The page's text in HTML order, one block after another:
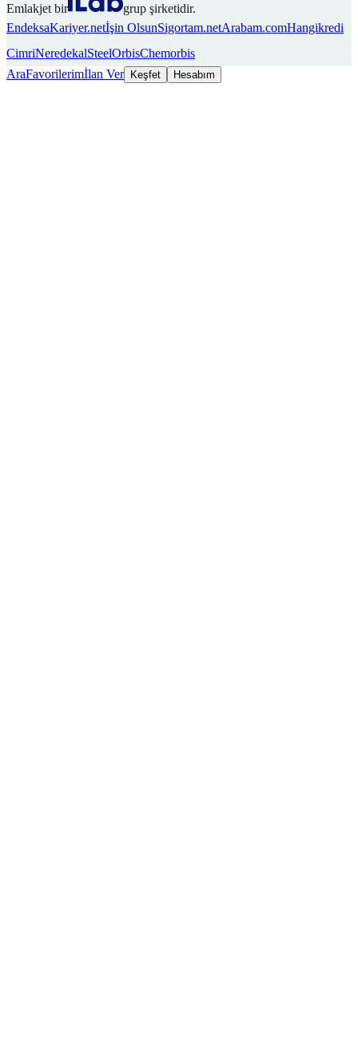
Emlakjet bir
grup şirketidir.
EndeksaKariyer.netİşin OlsunSigortam.netArabam.comHangikredi
CimriNeredekalSteelOrbisChemorbis
AraFavorilerimİlan Ver Keşfet Hesabım